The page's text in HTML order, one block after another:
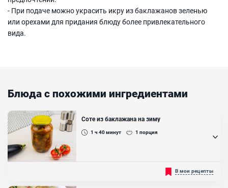
- При подаче можно украсить икру из баклажанов зеленью
или орехами для придания блюду более привлекательного
вида.
Блюда с похожими ингредиентами
Соте из баклажана на зиму
1 ч 40минут 1 порция
Соте — это тушеные овощи, которые одинаково хороши в горячем
и холодном виде, поэтому их можно закрыть в банки и оставить
на зиму. Приготовьте с нами острое соте из баклажанов с перцем,
В мои рецепты